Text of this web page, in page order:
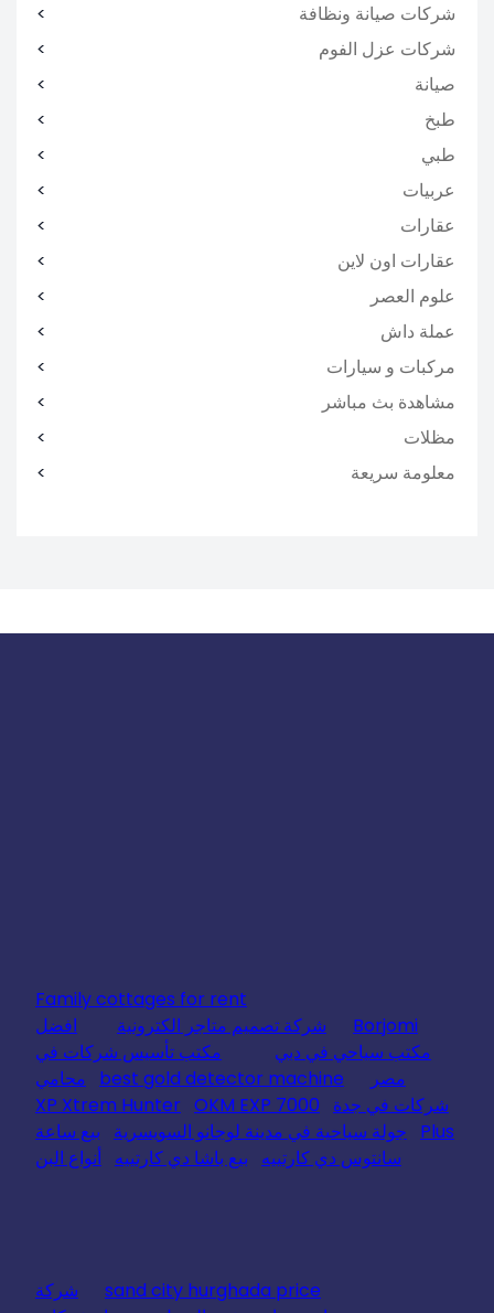
شركات صيانة ونظافة
شركات عزل الفوم
صيانة
طبخ
طبي
عربيات
عقارات
عقارات اون لاين
علوم العصر
عملة داش
مركبات و سيارات
مشاهدة بث مباشر
مظلات
معلومة سريعة
Family cottages for rent
Borjomi
شركة تصميم متاجر الكترونية
افضل
مكتب سياحي في دبي
مكتب تأسيس شركات في
مصر
best gold detector machine
محامي
شركات في جدة
XP Xtrem Hunter OKM EXP 7000
Plus
جولة سياحية في مدينة لوجانو السويسرية
بيع ساعة
سانتوس دي كارتييه
بيع باشا دي كارتييه أنواع البن
sand city hurghada price
شركة